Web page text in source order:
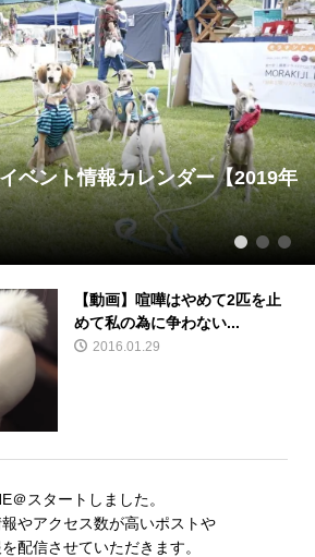
ベント情報カレンダー【2019年
1 2 3
【動画】喧嘩はやめて2匹を止
めて私の為に争わない...
2016.01.29
＠スタートしました。
やアクセス数が高いポストや
配信させていただきます。